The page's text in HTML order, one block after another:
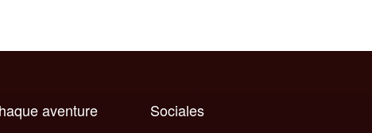
Sociales
aventure